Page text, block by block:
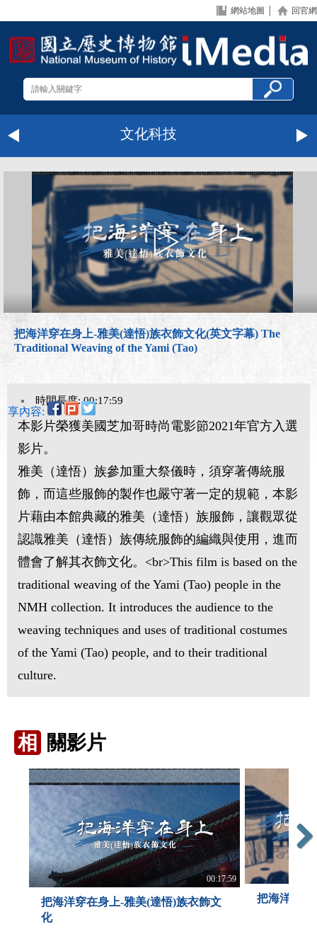
網站地圖 回官網
文化科技
把海洋穿在身上-雅美(達悟)族衣飾文化(英文字幕) The
Traditional Weaving of the Yami (Tao)
時間長度: 00:17:59
享內容:
本影片榮獲美國芝加哥時尚電影節2021年官方入選
影片。
雅美（達悟）族參加重大祭儀時，須穿著傳統服
飾，而這些服飾的製作也嚴守著一定的規範，本影
片藉由本館典藏的雅美（達悟）族服飾，讓觀眾從
認識雅美（達悟）族傳統服飾的編織與使用，進而
體會了解其衣飾文化。<br>This film is based on the
traditional weaving of the Yami (Tao) people in the
NMH collection. It introduces the audience to the
weaving techniques and uses of traditional costumes
of the Yami (Tao) people, and to their traditional
culture.
相 關影片
00:17:59
把海洋穿在身上-雅美(達悟)族衣飾文
化
把海洋穿在